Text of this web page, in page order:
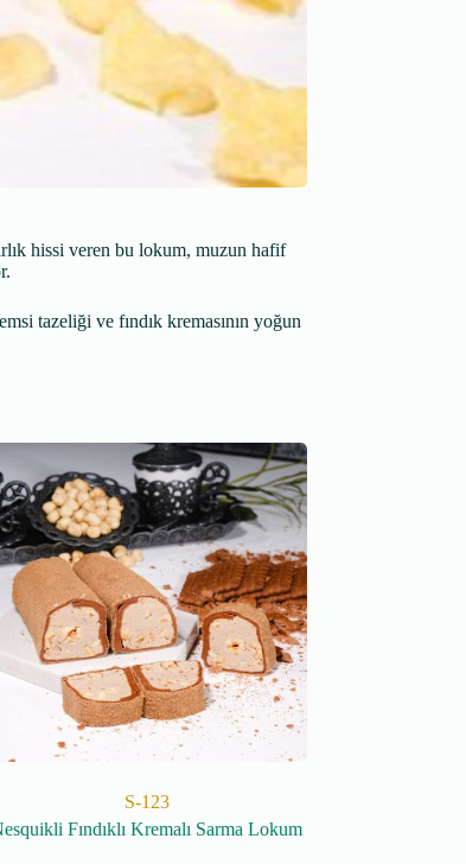
hissi veren bu lokum, muzun hafif
tazeliği ve fındık kremasının yoğun
S-123
Fındıklı Kremalı Sarma Lokum